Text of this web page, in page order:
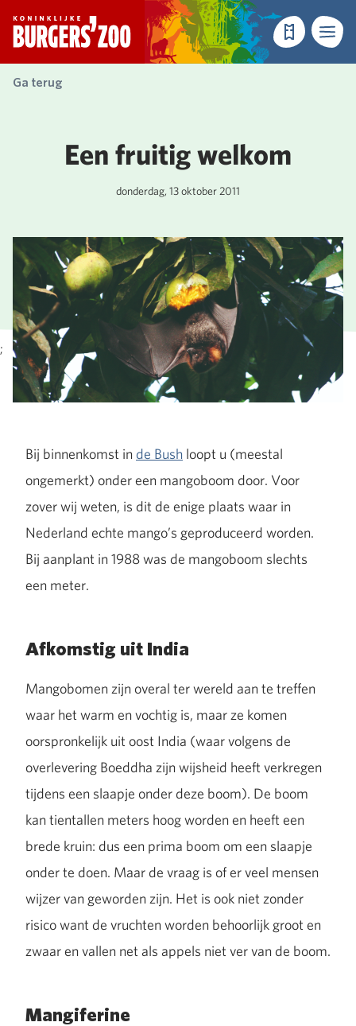
- Homepagina
TicketsMenu
Ga terug
;
Een fruitig welkom
donderdag, 13 oktober 2011
Bij binnenkomst in de Bush loopt u (meestal
ongemerkt) onder een mangoboom door. Voor
zover wij weten, is dit de enige plaats waar in
Nederland echte mango’s geproduceerd worden.
Bij aanplant in 1988 was de mangoboom slechts
een meter.
Afkomstig uit India
Mangobomen zijn overal ter wereld aan te treffen
waar het warm en vochtig is, maar ze komen
oorspronkelijk uit oost India (waar volgens de
overlevering Boeddha zijn wijsheid heeft verkregen
tijdens een slaapje onder deze boom). De boom
kan tientallen meters hoog worden en heeft een
brede kruin: dus een prima boom om een slaapje
onder te doen. Maar de vraag is of er veel mensen
wijzer van geworden zijn. Het is ook niet zonder
risico want de vruchten worden behoorlijk groot en
zwaar en vallen net als appels niet ver van de boom.
Mangiferine